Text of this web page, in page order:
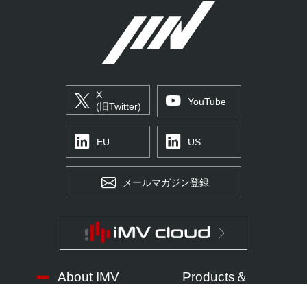
X
(旧Twitter)
YouTube
EU US
メールマガジン登録
About IMV
Products＆